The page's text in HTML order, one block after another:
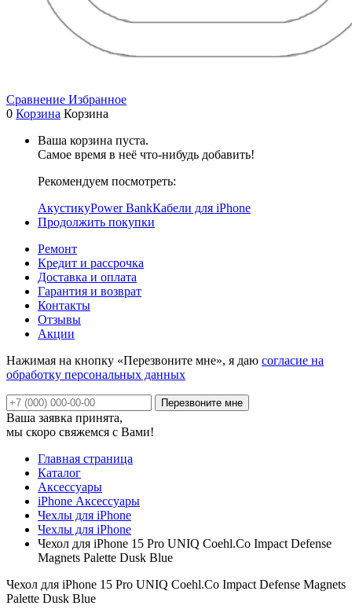
Сравнение Избранное
0 Корзина Корзина
Ваша корзина пуста.
Самое время в неё что-нибудь добавить!
Рекомендуем посмотреть:
АкустикуPower BankКабели для iPhone
Продолжить покупки
Ремонт
Кредит и рассрочка
Доставка и оплата
Гарантия и возврат
Контакты
Отзывы
Акции
Нажимая на кнопку «Перезвоните мне», я даю согласие на
обработку персональных данных
Ваша заявка принята,
мы скоро свяжемся с Вами!
Главная страница
Каталог
Аксессуары
iPhone Аксессуары
Чехлы для iPhone
Чехлы для iPhone
Чехол для iPhone 15 Pro UNIQ Coehl.Co Impact Defense
Magnets Palette Dusk Blue
Чехол для iPhone 15 Pro UNIQ Coehl.Co Impact Defense Magnets
Palette Dusk Blue